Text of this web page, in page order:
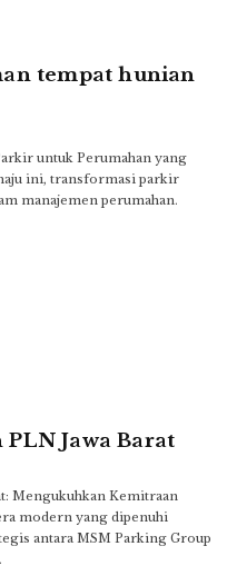
tempat hunian
untuk Perumahan yang
ini, transformasi parkir
manajemen perumahan.
Jawa Barat
Mengukuhkan Kemitraan
modern yang dipenuhi
antara MSM Parking Group